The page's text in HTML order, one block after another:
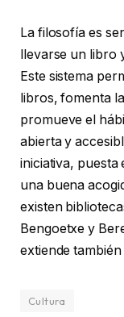
La filosofía es
llevarse un libro
Este sistema
libros, fomenta
promueve el
abierta y
iniciativa, puesta
una buena
existen
Bengoetxe y
extiende también
Cultura